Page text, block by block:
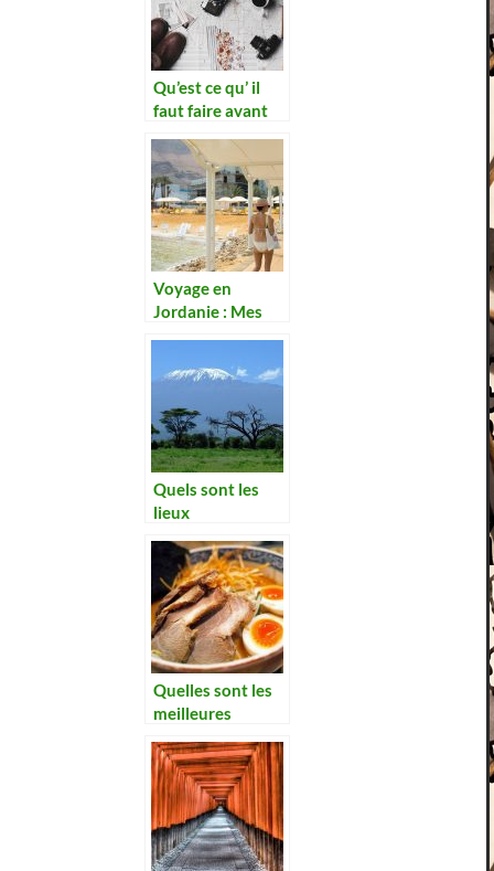
Qu’est ce qu’ il
faut faire avant
Voyage en
Jordanie : Mes
Quels sont les
lieux
en Tanzanie?
Quelles sont les
meilleures
gastronomiques
du monde ?